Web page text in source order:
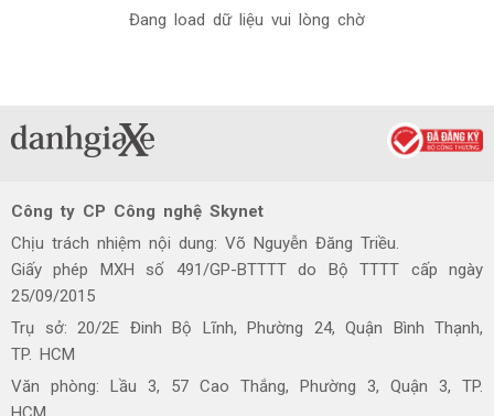
Đang load dữ liệu vui lòng chờ
Công ty CP Công nghệ Skynet
Chịu trách nhiệm nội dung: Võ Nguyễn Đăng Triều.
Giấy phép MXH số 491/GP-BTTTT do Bộ TTTT cấp ngày
25/09/2015
Trụ sở: 20/2E Đinh Bộ Lĩnh, Phường 24, Quận Bình Thạnh,
TP. HCM
Văn phòng: Lầu 3, 57 Cao Thắng, Phường 3, Quận 3, TP.